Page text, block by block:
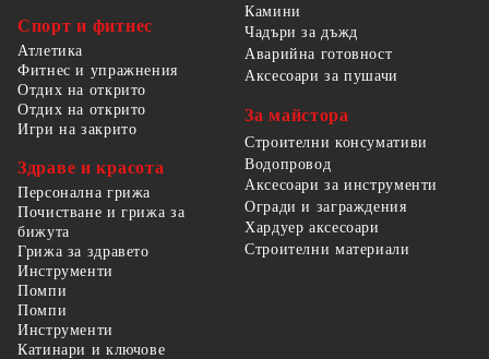
Спорт и фитнес
Атлетика
Фитнес и упражнения
Отдих на открито
Отдих на открито
Игри на закрито
Здраве и красота
Персонална грижа
Почистване и грижа за
бижута
Грижа за здравето
Камини
Чадъри за дъжд
Аварийна готовност
Аксесоари за пушачи
За майстора
Строителни консумативи
Водопровод
Аксесоари за инструменти
Огради и заграждения
Хардуер аксесоари
Строителни материали
Инструменти
Помпи
Помпи
Инструменти
Катинари и ключове